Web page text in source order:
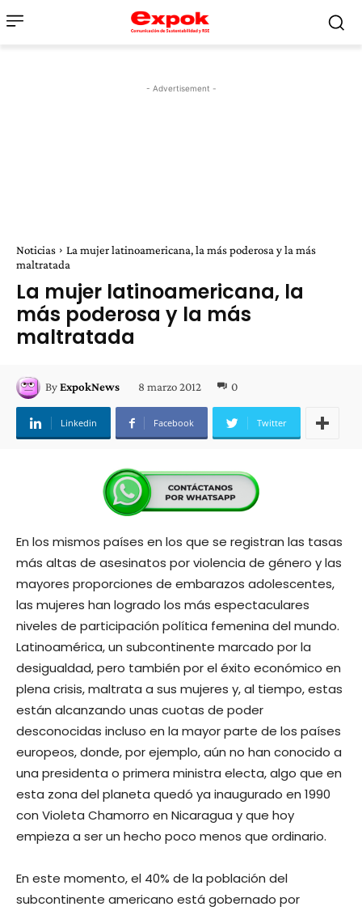
- Advertisement -
Noticias
La mujer latinoamericana, la más poderosa y la más
maltratada
La mujer latinoamericana, la
más poderosa y la más
maltratada
ByExpokNews 8 marzo 2012 0
Linkedin Facebook Twitter
En los mismos países en los que se registran las tasas
más altas de asesinatos por violencia de género y las
mayores proporciones de embarazos adolescentes,
las mujeres han logrado los más espectaculares
niveles de participación política femenina del mundo.
Latinoamérica, un subcontinente marcado por la
desigualdad, pero también por el éxito económico en
plena crisis, maltrata a sus mujeres y, al tiempo, estas
están alcanzando unas cuotas de poder
desconocidas incluso en la mayor parte de los países
europeos, donde, por ejemplo, aún no han conocido a
una presidenta o primera ministra electa, algo que en
esta zona del planeta quedó ya inaugurado en 1990
con Violeta Chamorro en Nicaragua y que hoy
empieza a ser un hecho poco menos que ordinario.
En este momento, el 40% de la población del
subcontinente americano está gobernado por